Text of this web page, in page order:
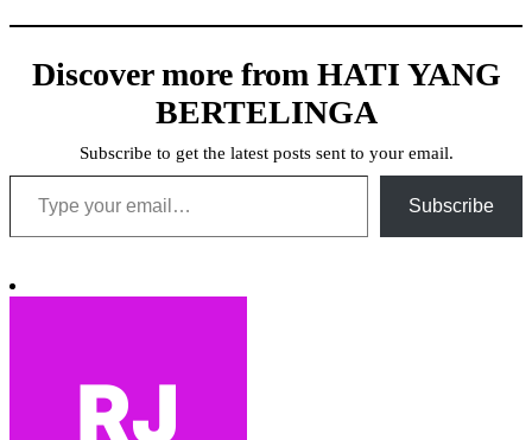
Discover more from HATI YANG
BERTELINGA
Subscribe to get the latest posts sent to your email.
Type your email…
Subscribe